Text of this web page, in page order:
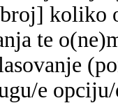
koliko
te
e